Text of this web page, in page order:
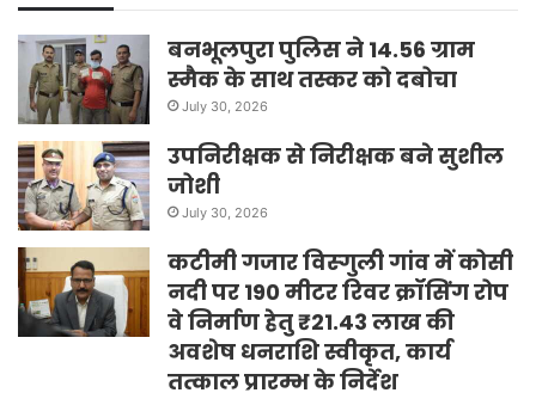
बनभूलपुरा पुलिस ने 14.56 ग्राम
स्मैक के साथ तस्कर को दबोचा
July 30, 2026
उपनिरीक्षक से निरीक्षक बने सुशील
जोशी
July 30, 2026
कटीमी गजार विस्गुली गांव में कोसी
नदी पर 190 मीटर रिवर क्रॉसिंग रोप
वे निर्माण हेतु ₹21.43 लाख की
अवशेष धनराशि स्वीकृत, कार्य
तत्काल प्रारम्भ के निर्देश